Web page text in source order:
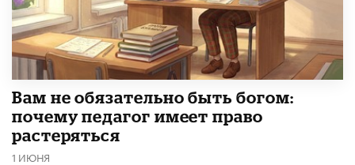
​Вам не обязательно быть богом:
почему педагог имеет право
растеряться
1 ИЮНЯ